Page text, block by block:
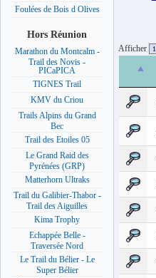
Foulées de Bois d Olives
Hors Réunion
Marathon du Montcalm -
Trail des Novis -
PICaPICA
TIGNES Trail
KMV du Criou
Trails Alpins du Grand
Bec
Trail des Etoiles 05
Le Grand Raid des
Pyrénées (GRP)
Matterhorn Ultraks
Trail du Galibier-Thabor -
Trail des Aiguilles
Kima Trophy
Echappée Belle -
Traversée Nord
Le Trail du Bélier - Le
Super Bélier
Afficher